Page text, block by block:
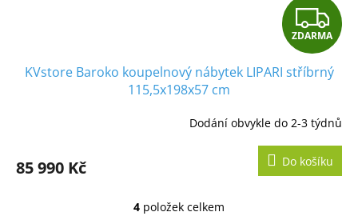
Z
D
A
R
M
A
ZDARMA
KVstore Baroko koupelnový nábytek LIPARI stříbrný
115,5x198x57 cm
Dodání obvykle do 2-3 týdnů
85 990 Kč Do košíku
O
4 položek celkem